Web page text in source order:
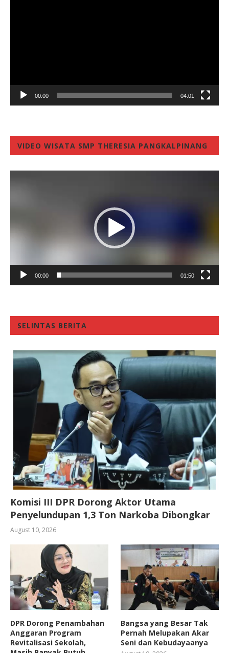
00:00 04:01
VIDEO WISATA SMP THERESIA PANGKALPINANG
00:00 01:50
SELINTAS BERITA
Komisi III DPR Dorong Aktor Utama
Penyelundupan 1,3 Ton Narkoba Dibongkar
August 10, 2026
DPR Dorong Penambahan
Anggaran Program
Revitalisasi Sekolah,
Bangsa yang Besar Tak
Pernah Melupakan Akar
Seni dan Kebudayaanya